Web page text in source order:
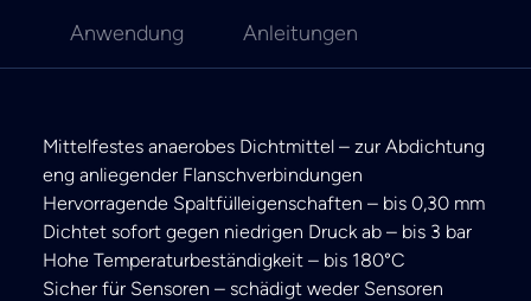
Anwendung
Anleitungen
Mittelfestes anaerobes Dichtmittel – zur Abdichtung
eng anliegender Flanschverbindungen
Hervorragende Spaltfülleigenschaften – bis 0,30 mm
Dichtet sofort gegen niedrigen Druck ab – bis 3 bar
Hohe Temperaturbeständigkeit – bis 180°C
Sicher für Sensoren – schädigt weder Sensoren